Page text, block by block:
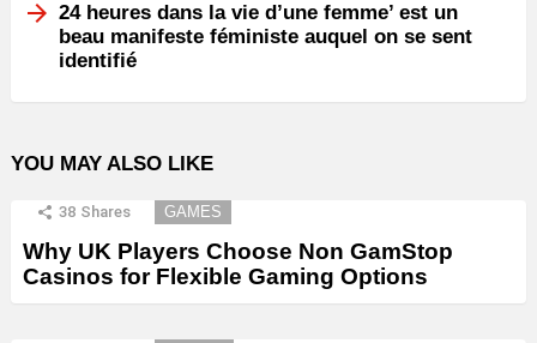
24 heures dans la vie d’une femme’ est un
beau manifeste féministe auquel on se sent
identifié
YOU MAY ALSO LIKE
38 Shares GAMES
Why UK Players Choose Non GamStop
Casinos for Flexible Gaming Options